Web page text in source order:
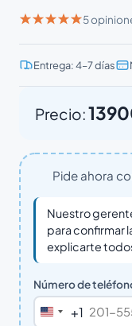
5
Entrega: 4–7 días
Precio:
Pide ahora
Nuestro
para confirmar
explicarte
Número de
United
+1